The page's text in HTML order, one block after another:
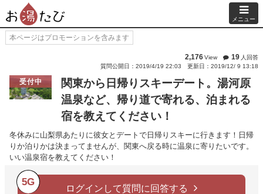
メニュー
本ページはプロモーションを含みます
2,176View 19 人回答
質問公開日：2019/4/19 22:03
更新日：2019/12/ 9 13:18
受付中
関東から日帰りスキーデート。湯河原
温泉など、帰り道で寄れる、泊まれる
宿を教えてください！
冬休みに山梨県あたりに彼女とデートで日帰りスキーに行きます！日帰
りか泊りかは決まってませんが、関東へ戻る時に温泉に寄りたいです。
いい温泉宿を教えてください！
5G
ログインして質問に回答する